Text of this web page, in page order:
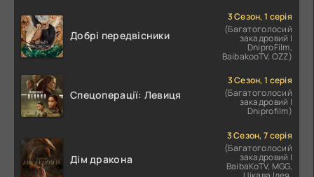
Добрі передвісники
3 Сезон, 1 серія
(Багатоголосий
закадровий |
DniproFilm,
BaibakooTV, OZZ)
Спецоперації: Левиця
3 Сезон, 1 серія
(Багатоголосий
закадровий |
Dniprofilm)
Дім дракона
3 Сезон, 7 серія
(Багатоголосий
закадровий |
BaibaKoTV, MGG,